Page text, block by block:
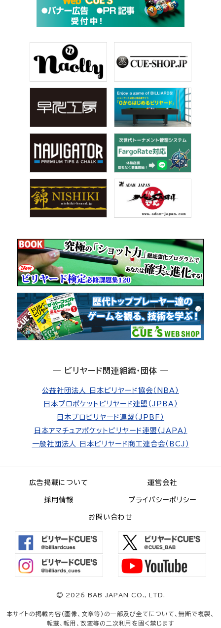
― ビリヤード関連組織・団体 ―
公益社団法人 日本ビリヤード協会（NBA）
日本プロポケットビリヤード連盟（JPBA）
日本プロビリヤード連盟（JPBF）
日本アマチュアポケットビリヤード連盟（JAPA）
一般社団法人 日本ビリヤード商工連合会（BCJ）
広告掲載について 運営会社
採用情報 プライバシーポリシー
お問い合わせ
© 2026 BAB JAPAN CO., LTD.
本サイトの掲載内容（画像、文章等）の一部及び全てについて、無断で複製、
転載、転用、改変等の二次利用を固く禁じます